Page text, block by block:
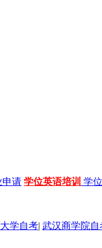
申请 学位英语培训 学
学自考| 武汉商学院自